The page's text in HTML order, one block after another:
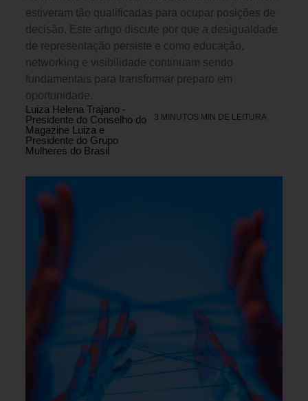
estiveram tão qualificadas para ocupar posições de
decisão. Este artigo discute por que a desigualdade
de representação persiste e como educação,
networking e visibilidade continuam sendo
fundamentais para transformar preparo em
oportunidade.
Luiza Helena Trajano -
Presidente do Conselho do
Magazine Luiza e
Presidente do Grupo
Mulheres do Brasil
3 MINUTOS MIN DE LEITURA